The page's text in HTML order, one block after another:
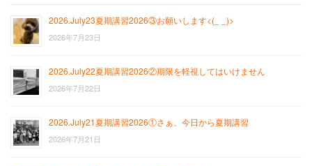
2026.July23夏期講習2026③お願いします<(_ _)>
2026年7月23日
2026.July22夏期講習2026②期限を軽視してはいけません
2026年7月22日
2026.July21夏期講習2026①さぁ、今日から夏期講習
2026年7月21日